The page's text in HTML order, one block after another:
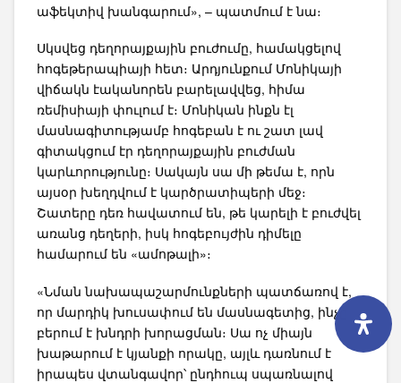
աֆեկտիվ խանգարում», – պատմում է նա։
Սկսվեց դեղորայքային բուժումը, համակցելով
հոգեթերապիայի հետ։ Արդյունքում Մոնիկայի
վիճակն էականորեն բարելավվեց, հիմա
ռեմիսիայի փուլում է։ Մոնիկան ինքն էլ
մասնագիտությամբ հոգեբան է ու շատ լավ
գիտակցում էր դեղորայքային բուժման
կարևորությունը։ Սակայն սա մի թեմա է, որն
այսօր խեղդվում է կարծրատիպերի մեջ։
Շատերը դեռ հավատում են, թե կարելի է բուժվել
առանց դեղերի, իսկ հոգեբույժին դիմելը
համարում են «ամոթալի»։
«Նման նախապաշարմունքների պատճառով է,
որ մարդիկ խուսափում են մասնագետից, ինչը
բերում է խնդրի խորացման։ Սա ոչ միայն
խաթարում է կյանքի որակը, այլև դառնում է
իրապես վտանգավոր՝ ընդհուպ սպառնալով